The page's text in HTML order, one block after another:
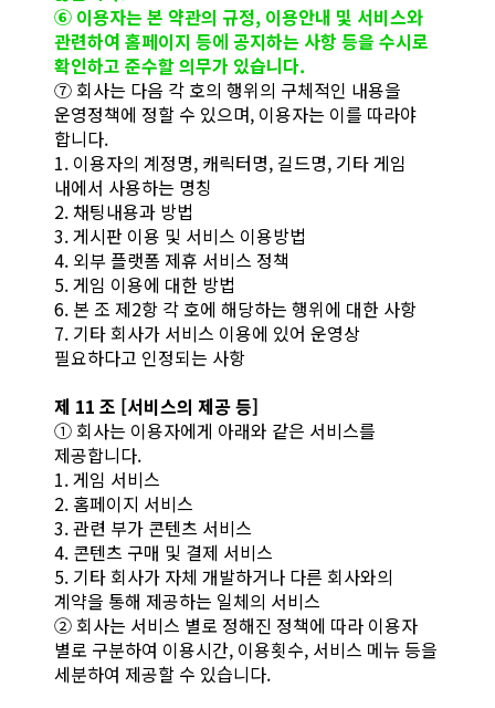
⑥ 이용자는 본 약관의 규정, 이용안내 및 서비스와
관련하여 홈페이지 등에 공지하는 사항 등을 수시로
확인하고 준수할 의무가 있습니다.
⑦ 회사는 다음 각 호의 행위의 구체적인 내용을
운영정책에 정할 수 있으며, 이용자는 이를 따라야
합니다.
1. 이용자의 계정명, 캐릭터명, 길드명, 기타 게임
내에서 사용하는 명칭
2. 채팅내용과 방법
3. 게시판 이용 및 서비스 이용방법
4. 외부 플랫폼 제휴 서비스 정책
5. 게임 이용에 대한 방법
6. 본 조 제2항 각 호에 해당하는 행위에 대한 사항
7. 기타 회사가 서비스 이용에 있어 운영상
필요하다고 인정되는 사항
제 11 조 [서비스의 제공 등]
① 회사는 이용자에게 아래와 같은 서비스를
제공합니다.
1. 게임 서비스
2. 홈페이지 서비스
3. 관련 부가 콘텐츠 서비스
4. 콘텐츠 구매 및 결제 서비스
5. 기타 회사가 자체 개발하거나 다른 회사와의
계약을 통해 제공하는 일체의 서비스
② 회사는 서비스 별로 정해진 정책에 따라 이용자
별로 구분하여 이용시간, 이용횟수, 서비스 메뉴 등을
세분하여 제공할 수 있습니다.